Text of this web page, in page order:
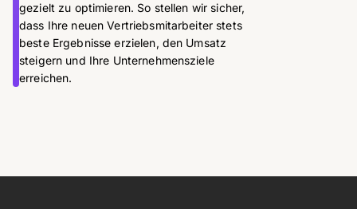
gezielt zu optimieren. So stellen wir sicher,
dass Ihre neuen Vertriebsmitarbeiter stets
beste Ergebnisse erzielen, den Umsatz
steigern und Ihre Unternehmensziele
erreichen.